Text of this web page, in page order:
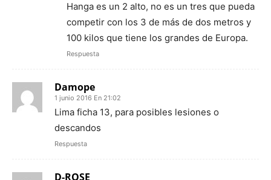
Hanga es un 2 alto, no es un tres que pueda
competir con los 3 de más de dos metros y
100 kilos que tiene los grandes de Europa.
Respuesta
Damope
1 junio 2016 En 21:02
Lima ficha 13, para posibles lesiones o
descandos
Respuesta
D-ROSE